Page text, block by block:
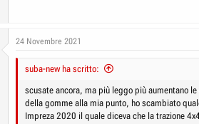
24 Novembre 2021
suba-new ha scritto:
scusate ancora, ma più leggo più aumentano
della gomme alla mia punto, ho scambiato
Impreza 2020 il quale diceva che la trazione